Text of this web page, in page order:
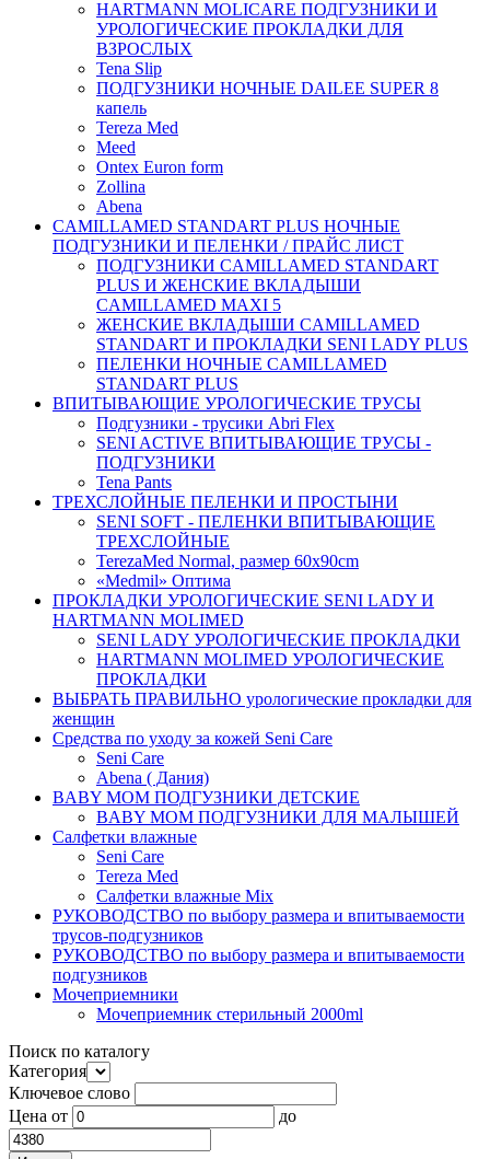
HARTMANN MOLICARE ПОДГУЗНИКИ И
УРОЛОГИЧЕСКИЕ ПРОКЛАДКИ ДЛЯ
ВЗРОСЛЫХ
Tena Slip
ПОДГУЗНИКИ НОЧНЫЕ DAILEE SUPER 8
капель
Tereza Med
Meed
Ontex Euron form
Zollina
Abena
CAMILLAMED STANDART PLUS НОЧНЫЕ
ПОДГУЗНИКИ И ПЕЛЕНКИ / ПРАЙС ЛИСТ
ПОДГУЗНИКИ CAMILLAMED STANDART
PLUS И ЖЕНСКИЕ ВКЛАДЫШИ
CAMILLAMED MAXI 5
ЖЕНСКИЕ ВКЛАДЫШИ CAMILLAMED
STANDART И ПРОКЛАДКИ SENI LADY PLUS
ПЕЛЕНКИ НОЧНЫЕ CAMILLAMED
STANDART PLUS
ВПИТЫВАЮЩИЕ УРОЛОГИЧЕСКИЕ ТРУСЫ
Подгузники - трусики Abri Flex
SENI ACTIVE ВПИТЫВАЮЩИЕ ТРУСЫ -
ПОДГУЗНИКИ
Tena Pants
ТРЕХСЛОЙНЫЕ ПЕЛЕНКИ И ПРОСТЫНИ
SENI SOFT - ПЕЛЕНКИ ВПИТЫВАЮЩИЕ
ТРЕХСЛОЙНЫЕ
TerezaMed Normal, размер 60x90cm
«Medmil» Оптима
ПРОКЛАДКИ УРОЛОГИЧЕСКИЕ SENI LADY И
HARTMANN MOLIMED
SENI LADY УРОЛОГИЧЕСКИЕ ПРОКЛАДКИ
HARTMANN MOLIMED УРОЛОГИЧЕСКИЕ
ПРОКЛАДКИ
ВЫБРАТЬ ПРАВИЛЬНО урологические прокладки для
женщин
Средства по уходу за кожей Seni Care
Seni Care
Abena ( Дания)
BABY MOM ПОДГУЗНИКИ ДЕТСКИЕ
BABY MOM ПОДГУЗНИКИ ДЛЯ МАЛЫШЕЙ
Салфетки влажные
Seni Care
Tereza Med
Салфетки влажные Mix
РУКОВОДСТВО по выбору размера и впитываемости
трусов-подгузников
РУКОВОДСТВО по выбору размера и впитываемости
подгузников
Мочеприемники
Мочеприемник стерильный 2000ml
Поиск по каталогу
Категория
Ключевое слово
Цена от до